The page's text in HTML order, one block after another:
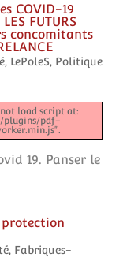
COVID-19
FUTURS
concomitants
, LePoleS, Politique
load script at:
plugins/pdf-
19. Panser le
protection
, Fabriques-